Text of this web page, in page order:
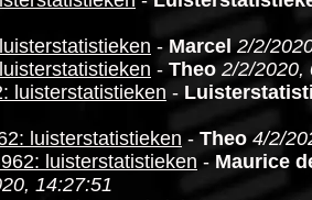
- Marcel 2/2/
- Theo 2/2/2020,
luisterstatistieken -
luisterstatistieken - Theo 4/2/
luisterstatistieken - Maurice
14:27:51